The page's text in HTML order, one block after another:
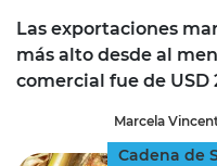
Las exportaciones
más alto desde al
comercial fue de USD
Marcela
Cadena de